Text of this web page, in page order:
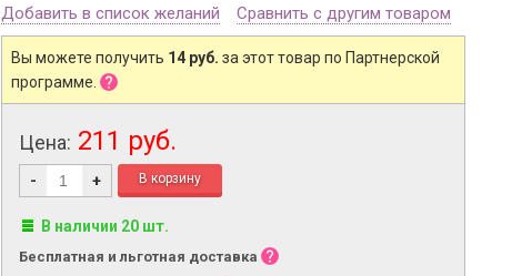
Добавить в список желаний Сравнить с другим товаром
Вы можете получить 14 руб. за этот товар по Партнерской
программе.
Цена: 211 руб.
- +
В наличии 20 шт.
Бесплатная и льготная доставка